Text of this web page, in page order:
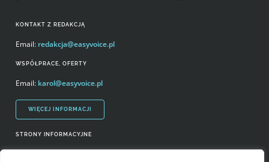
STRONY INFORMACYJNE
KONTAKT Z REDAKCJĄ
Email: redakcja@easyvoice.pl
WSPÓŁPRACE, OFERTY
Email: karol@easyvoice.pl
WIĘCEJ INFORMACJI